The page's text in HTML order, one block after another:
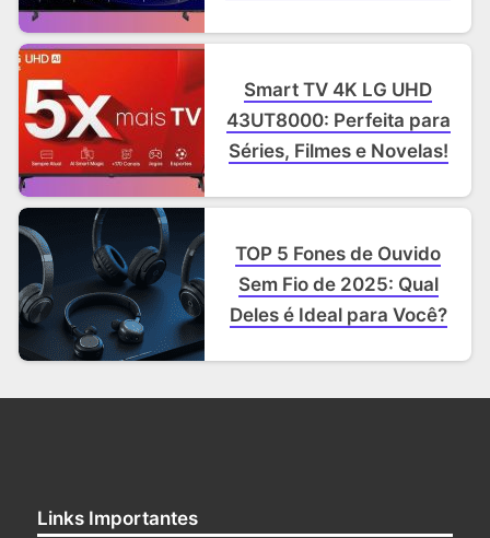
Smart TV 4K LG UHD
43UT8000: Perfeita para
Séries, Filmes e Novelas!
TOP 5 Fones de Ouvido
Sem Fio de 2025: Qual
Deles é Ideal para Você?
Links Importantes